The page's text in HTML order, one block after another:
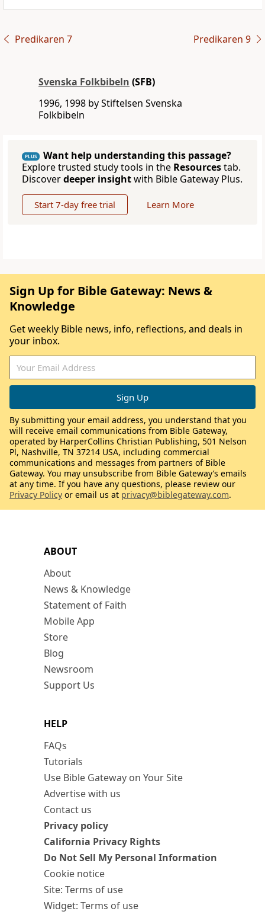
Predikaren 7 Predikaren 9
Svenska Folkbibeln (SFB)
1996, 1998 by Stiftelsen Svenska
Folkbibeln
PLUS
Want help understanding this passage?
Explore trusted study tools in the Resourcestab.
Discoverdeeper insightwith Bible Gateway Plus.
Start 7-day free trial Learn More
ABOUT
About
News & Knowledge
Statement of Faith
Mobile App
Store
Blog
Newsroom
Support Us
HELP
FAQs
Tutorials
Use Bible Gateway on Your Site
Advertise with us
Contact us
Privacy policy
California Privacy Rights
Do Not Sell My Personal Information
Cookie notice
Site: Terms of use
Widget: Terms of use
Sign Up for Bible Gateway: News &
Knowledge
Get weekly Bible news, info, reflections, and deals in
your inbox.
By submitting your email address, you understand that you
will receive email communications from Bible Gateway,
operated by HarperCollins Christian Publishing, 501 Nelson
Pl, Nashville, TN 37214 USA, including commercial
communications and messages from partners of Bible
Gateway. You may unsubscribe from Bible Gateway’s emails
at any time. If you have any questions, please review our
Privacy Policy or email us at privacy@biblegateway.com.